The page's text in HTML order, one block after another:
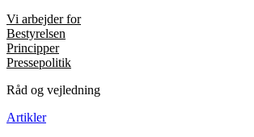
Vi arbejder for
Bestyrelsen
Principper
Pressepolitik
Råd og vejledning
Artikler